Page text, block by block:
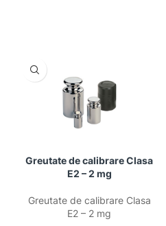
Greutate de calibrare Clasa
E2 – 2 mg
Greutate de calibrare Clasa
E2 – 2 mg